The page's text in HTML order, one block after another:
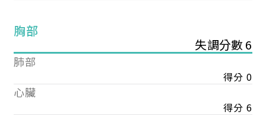
胸部
失調分數 6
肺部
得分 0
心臟
得分 6